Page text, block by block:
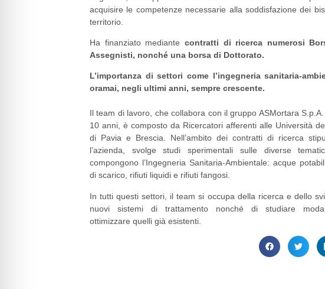
acquisire le competenze necessarie alla soddisfazione dei
territorio.
Ha finanziato mediante contratti di ricerca numerosi
Assegnisti, nonché una borsa di Dottorato.
L’importanza di settori come l’ingegneria sanitaria-
oramai, negli ultimi anni, sempre crescente.
Il team di lavoro, che collabora con il gruppo ASMortara
10 anni, è composto da Ricercatori afferenti alle Università
di Pavia e Brescia. Nell’ambito dei contratti di ricerca
l’azienda, svolge studi sperimentali sulle diverse
compongono l’Ingegneria Sanitaria-Ambientale: acque
di scarico, rifiuti liquidi e rifiuti fangosi.
In tutti questi settori, il team si occupa della ricerca e dello
nuovi sistemi di trattamento nonché di studiare
ottimizzare quelli già esistenti.